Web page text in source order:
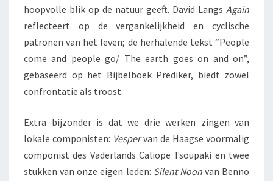
hoopvolle blik op de natuur geeft. David Langs Again
reflecteert op de vergankelijkheid en cyclische
patronen van het leven; de herhalende tekst “People
come and people go/ The earth goes on and on”,
gebaseerd op het Bijbelboek Prediker, biedt zowel
confrontatie als troost.
Extra bijzonder is dat we drie werken zingen van
lokale componisten: Vespervan de Haagse voormalig
componist des Vaderlands Caliope Tsoupaki en twee
stukken van onze eigen leden: Silent Noonvan Benno